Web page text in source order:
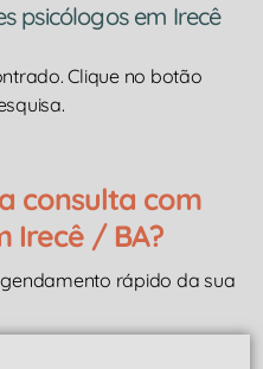
psicólogos em Irecê
Clique no botão
consulta com
Irecê / BA?
rápido da sua